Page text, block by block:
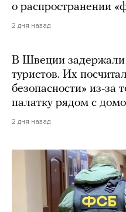
о распространении
2 дня назад
В Швеции задержали
туристов. Их
безопасности» из-за
палатку рядом с
2 дня назад